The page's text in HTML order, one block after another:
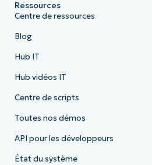
Ressources
Centre de ressources
Blog
Hub IT
Hub vidéos IT
Centre de scripts
Toutes nos démos
API pour les développeurs
État du système